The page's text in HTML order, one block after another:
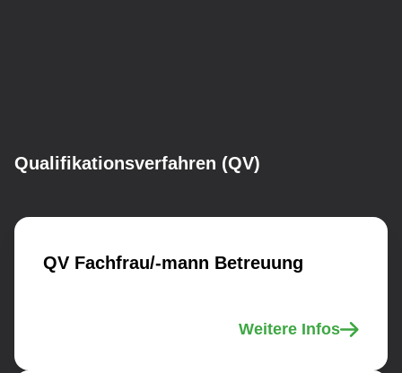
Qualifikationsverfahren (QV)
QV Fachfrau/-mann Betreuung
Weitere Infos